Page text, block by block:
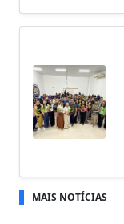
MAIS NOTÍCIAS